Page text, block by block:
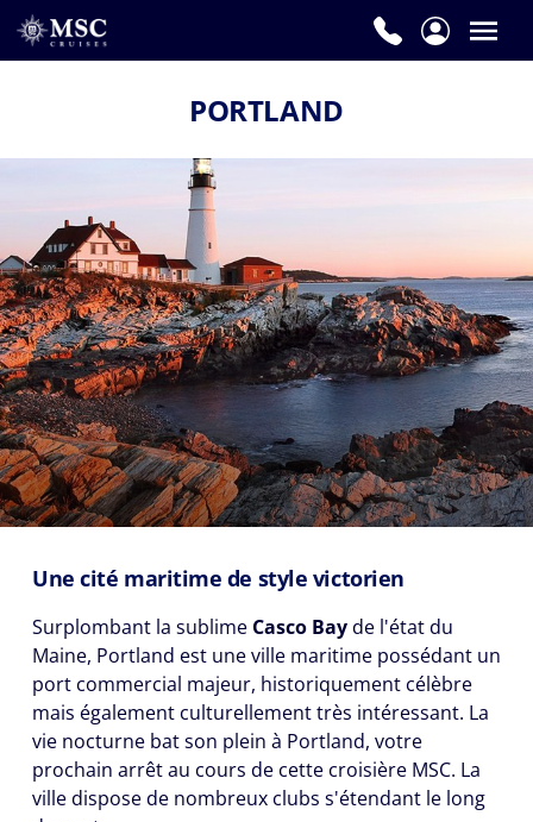
PORTLAND
Une cité maritime de style victorien
Surplombant la sublime Casco Bayde l'état du
Maine, Portland est une ville maritime possédant un
port commercial majeur, historiquement célèbre
mais également culturellement très intéressant. La
vie nocturne bat son plein à Portland, votre
prochain arrêt au cours de cette croisière MSC. La
ville dispose de nombreux clubs s'étendant le long